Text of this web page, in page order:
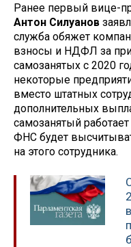
Ранее первый вице-
Антон Силуанов
служба обяжет
взносы и НДФЛ за
самозанятых с 2020
некоторые
вместо штатных
дополнительных
самозанятый
ФНС будет
на этого сотрудника.